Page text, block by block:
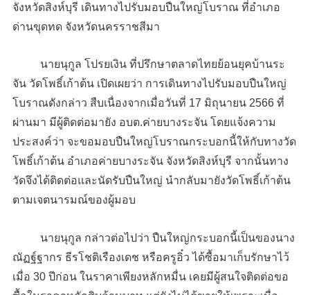
จังหวัดสิงห์บุรี เดินทางไปรับมอบปืนใหญ่โบราณ ที่อำเภอ
ด่านขุดทด จังหวัดนครราชสีมา
นายนุกูล โปรยเงิน ที่ปรึกษาตลาดไทยย้อนยุคบ้านระ
จัน วัดโพธิ์เก้าต้น เปิดเผยว่า การเดินทางไปรับมอบปืนใหญ่
โบราณดังกล่าว สืบเนื่องจากเมื่อวันที่ 17 มิถุนายน 2566 ที่
ผ่านมา มีผู้ติดต่อมายัง อบต.ค่ายบางระจัน โดยแจ้งความ
ประสงค์ว่า จะขอมอบปืนใหญ่โบราณกระบอกนี้ให้กับทางวัด
โพธิ์เก้าต้น อำเภอค่ายบางระจัน จังหวัดสิงห์บุรี จากนั้นทาง
วัดจึงได้ติดต่อและนัดรับปืนใหญ่ นำกลับมายังวัดโพธิ์เก้าต้น
ตามเจตนารมณ์ของผู้มอบ
นายนุกูล กล่าวต่อไปว่า ปืนใหญ่กระบอกนี้เป็นของนาง
ณัฏฐ์ฐากร ธีรโชติเรืองเดช หรือครูอิ๋ว ได้ซื้อมาเก็บรักษาไว้
เมื่อ 30 ปีก่อน ในราคาเพียงหลักหมื่น เคยมีผู้สนใจติดต่อขอ